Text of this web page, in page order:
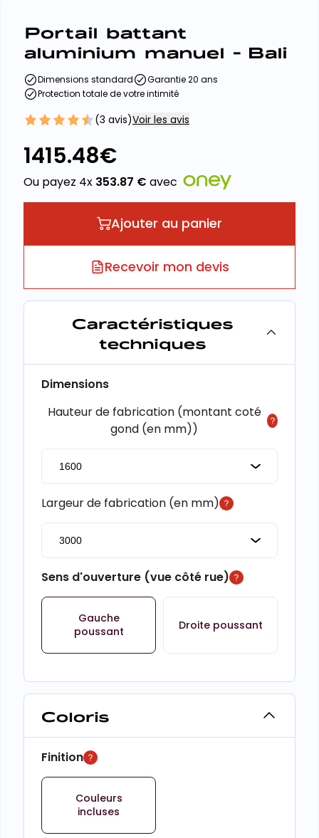
Portail battant
aluminium manuel - Bali
Dimensions standard
Garantie 20 ans
Protection totale de votre intimité
(3 avis)Voir les avis
1415.48€
Ou payez 4x 353.87 € avec
Ajouter au panier
Recevoir mon devis
Caractéristiques
techniques
Dimensions
Hauteur de fabrication (montant coté
gond (en mm))
Largeur de fabrication (en mm)
Sens d'ouverture (vue côté rue)
Gauche
poussant
Droite poussant
Coloris
Finition
Couleurs
incluses